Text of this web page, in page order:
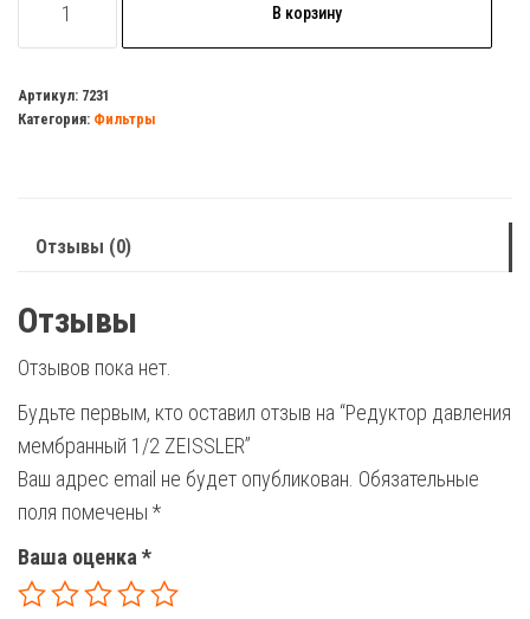
товара
давления
мембранный
В корзину
Артикул: 7231
Категория: Фильтры
Отзывы (0)
Отзывы
Отзывов пока нет.
Будьте первым, кто оставил отзыв на “Редуктор давления
мембранный 1/2 ZEISSLER”
Ваш адрес email не будет опубликован. Обязательные
поля помечены *
Ваша оценка *